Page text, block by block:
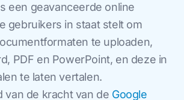
een geavanceerde online
gebruikers in staat stelt om
te uploaden,
PDF en PowerPoint, en deze in
te laten vertalen.
van de kracht van de Google